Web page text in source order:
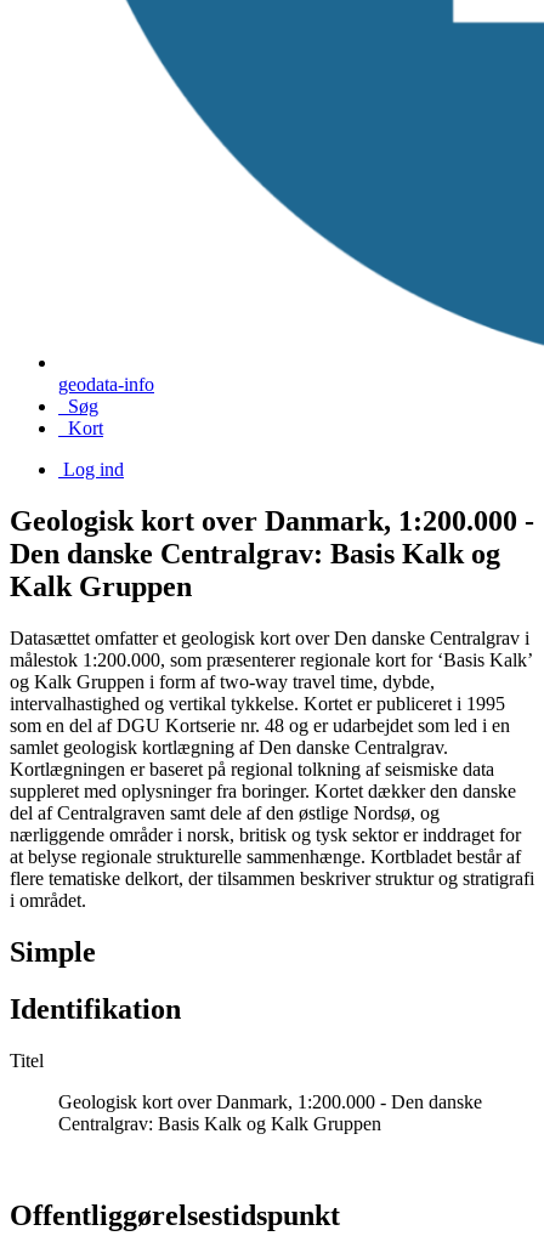
geodata-info
Søg
Kort
Log ind
Geologisk kort over Danmark, 1:200.000 -
Den danske Centralgrav: Basis Kalk og
Kalk Gruppen
Datasættet omfatter et geologisk kort over Den danske Centralgrav i
målestok 1:200.000, som præsenterer regionale kort for ‘Basis Kalk’
og Kalk Gruppen i form af two-way travel time, dybde,
intervalhastighed og vertikal tykkelse. Kortet er publiceret i 1995
som en del af DGU Kortserie nr. 48 og er udarbejdet som led i en
samlet geologisk kortlægning af Den danske Centralgrav.
Kortlægningen er baseret på regional tolkning af seismiske data
suppleret med oplysninger fra boringer. Kortet dækker den danske
del af Centralgraven samt dele af den østlige Nordsø, og
nærliggende områder i norsk, britisk og tysk sektor er inddraget for
at belyse regionale strukturelle sammenhænge. Kortbladet består af
flere tematiske delkort, der tilsammen beskriver struktur og stratigrafi
i området.
Simple
Identifikation
Titel
Geologisk kort over Danmark, 1:200.000 - Den danske
Centralgrav: Basis Kalk og Kalk Gruppen
Offentliggørelsestidspunkt